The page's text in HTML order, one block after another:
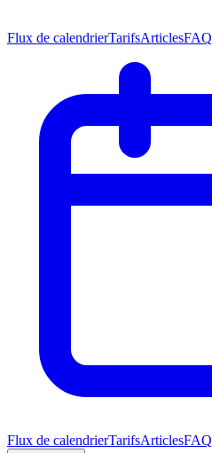
Flux de calendrierTarifsArticlesFAQ
Flux de calendrierTarifsArticlesFAQ